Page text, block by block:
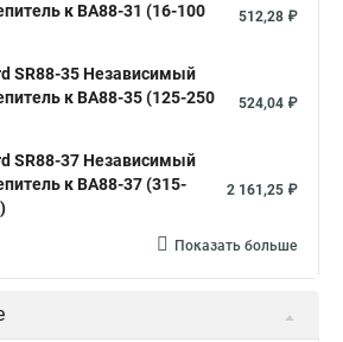
к ВА88-31 (16-100
512,28 ₽
SR88-35 Независимый
к ВА88-35 (125-250
524,04 ₽
SR88-37 Независимый
к ВА88-37 (315-
2 161,25 ₽
Показать больше